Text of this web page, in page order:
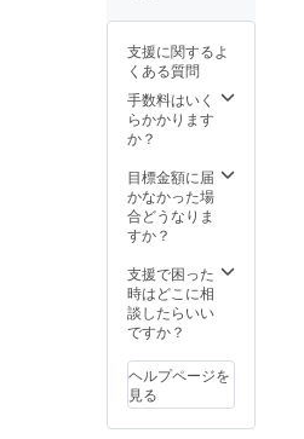
ソッ
お伝え
しなが
ら、皆
さんと
きま
す。子
どもに
しま
う、不
安が大
きい、
方にぜ
ひご参
加いた
だけた
来の力
できる
ように
なりま
す。
（心の
ソッド
につい
てはこ
ちらか
⇒https:
//wm-
salon.c
om/abo
ronoki/
） 対象
は18歳
以上。
支援に関するよ
くある質問
手数料はいく
らかかります
か？
目標金額に届
かなかった場
合どうなりま
すか？
支援で困った
時はどこに相
談したらいい
ですか？
ヘルプページを
見る